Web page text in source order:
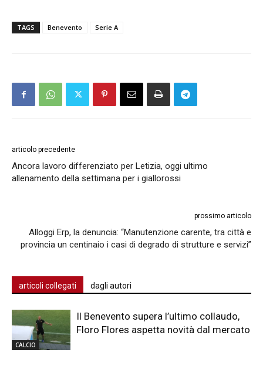
TAGS Benevento Serie A
articolo precedente
Ancora lavoro differenziato per Letizia, oggi ultimo
allenamento della settimana per i giallorossi
prossimo articolo
Alloggi Erp, la denuncia: “Manutenzione carente, tra città e
provincia un centinaio i casi di degrado di strutture e servizi”
articoli collegati dagli autori
CALCIO
Il Benevento supera l’ultimo collaudo,
Floro Flores aspetta novità dal mercato